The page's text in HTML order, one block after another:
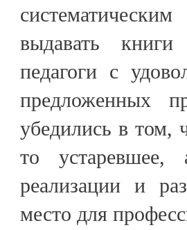
выдавать книги
педагоги с
предложенных
убедились в том,
то устаревшее,
реализации и
место для